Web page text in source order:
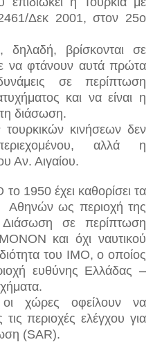
Δεκ 2001, στον 25ο
βρίσκονται σε
να φτάνουν αυτά πρώτα
σε περίπτωση
και να είναι η
διάσωση.
κινήσεων δεν
αλλά η
Αν. Αιγαίου.
1950 έχει καθορίσει τα
Αθηνών ως περιοχή της
σε περίπτωση
και όχι ναυτικού
του ΙΜΟ, ο οποίος
ευθύνης Ελλάδας –
χώρες οφείλουν να
περιοχές ελέγχου για
(SAR).